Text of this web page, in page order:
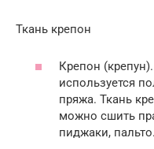
Ткань крепон
Крепон
используется
пряжа. Ткань
можно сшить
пиджаки, пальто.